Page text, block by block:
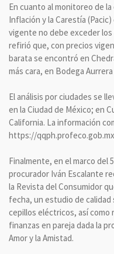
En cuanto al monitoreo de
Inflación y la Carestía
vigente no debe exceder
refirió que, con precios
barata se encontró en
más cara, en Bodega
El análisis por ciudades se
en la Ciudad de México; en
California. La información
https://
Finalmente, en el marco del
procurador Iván Escalante
la Revista del Consumidor
fecha, un estudio de
cepillos eléctricos, así como
finanzas en pareja dada la
Amor y la Amistad.